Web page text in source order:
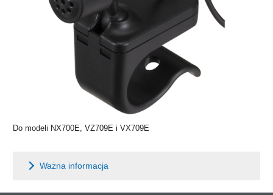
Do modeli NX700E, VZ709E i VX709E
Ważna informacja